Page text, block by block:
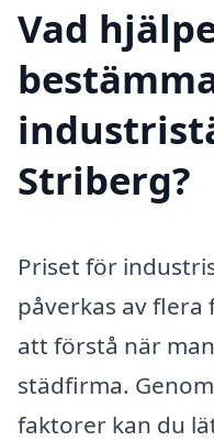
Vad
Striberg?
Priset för
påverkas av
att förstå när
städfirma.
faktorer kan du